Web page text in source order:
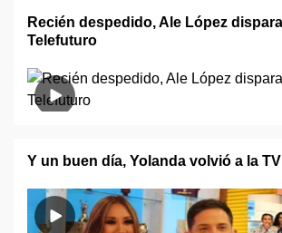
Recién despedido, Ale López
Telefuturo
Y un buen día, Yolanda volvió a la TV